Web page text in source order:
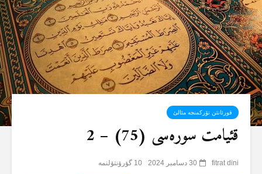
قورئانئن تۆرکمنجە مئالئ
قئیامت سورەسی (75) – 2
fitrat dini 30 دسامبر 2024 10 گؤرۆنتۆلنمە